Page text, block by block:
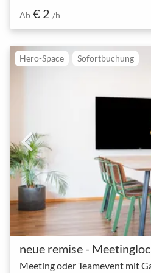
Ab € 2 /h
Hero-Space Sofortbuchung
neue remise -
Meeting oder Teamevent mit